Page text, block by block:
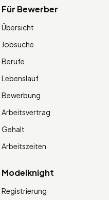
Für Bewerber
Übersicht
Jobsuche
Berufe
Lebenslauf
Bewerbung
Arbeitsvertrag
Gehalt
Arbeitszeiten
Modelknight
Registrierung